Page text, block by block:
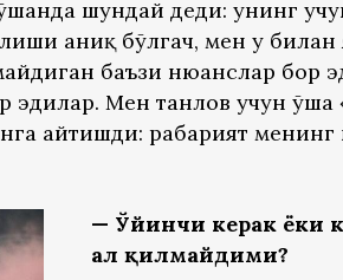
шундай деди: унинг
аниқ бўлгач, мен у билан
баъзи нюанслар бор
эдилар. Мен танлов учун
айтишди: раҳбарият
— Ўйинчи керак ёки
ҳал қилмайдими?